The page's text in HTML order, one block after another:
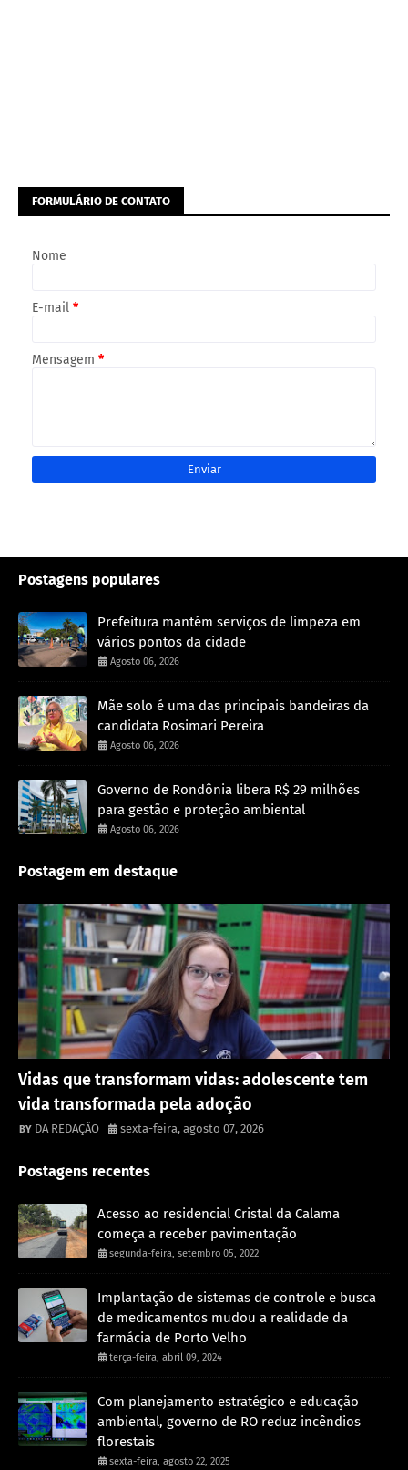
FORMULÁRIO DE CONTATO
Nome
E-mail *
Mensagem *
Postagens populares
Prefeitura mantém serviços de limpeza em
vários pontos da cidade
Agosto 06, 2026
Mãe solo é uma das principais bandeiras da
candidata Rosimari Pereira
Agosto 06, 2026
Governo de Rondônia libera R$ 29 milhões
para gestão e proteção ambiental
Agosto 06, 2026
Postagem em destaque
Vidas que transformam vidas: adolescente tem
vida transformada pela adoção
DA REDAÇÃO sexta-feira, agosto 07, 2026
Postagens recentes
Acesso ao residencial Cristal da Calama
começa a receber pavimentação
segunda-feira, setembro 05, 2022
Implantação de sistemas de controle e busca
de medicamentos mudou a realidade da
farmácia de Porto Velho
terça-feira, abril 09, 2024
Com planejamento estratégico e educação
ambiental, governo de RO reduz incêndios
florestais
sexta-feira, agosto 22, 2025